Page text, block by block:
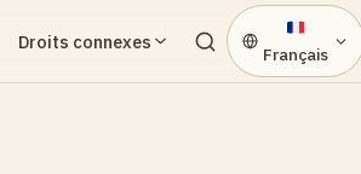
Droits connexes
Français